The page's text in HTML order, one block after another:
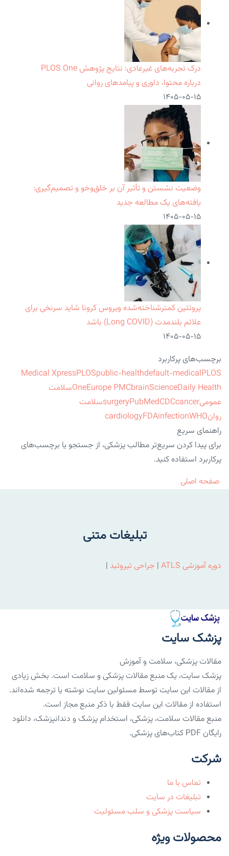
درک تجربه‌های غیرعادی: نتایج پژوهش PLOS One
درباره محتوا، داوری و پیامدهای روانی
۱۴۰۵-۰۵-۱۵
وضعیت نشستن و تأثیر آن بر خلق‌وخو و تصمیم‌گیری:
یافته‌های یک مطالعه جدید
۱۴۰۵-۰۵-۱۵
پروتئین کمترشناخته‌شده ویروس کرونا شاید سرنخی برای
علائم بلندمدت (Long COVID) باشد
۱۴۰۵-۰۵-۱۵
برچسب‌های پرکاربرد
Medical XpressPLOSpublic-healthdefault-medicalPLOS
OneEurope PMCbrainScienceDaily Health
سلامت
عمومی
surgeryPubMedCDCcancer
سلامت
روان
cardiologyFDAinfectionWHO
راهنمای سریع
برای پیدا کردن سریع‌تر مطالب پزشکی، از جستجو یا برچسب‌های
پرکاربرد استفاده کنید.
صفحه اصلی
تبلیغات متنی
دوره آموزشی ATLS | جراحی تیروئید |
پزشک سایت
مقالات پزشکی، سلامت و آموزش
پزشک سایت، یک منبع مقالات پزشکی و سلامت است. بخش زیادی
از مقالات این سایت توسط مسئولین سایت نوشته یا ترجمه شده‌اند.
استفاده از مقالات این سایت فقط با ذکر منبع مجاز است.
منبع مقالات سلامت، پزشکی، استخدام پزشک و دندانپزشک، دانلود
رایگان PDF کتاب‌های پزشکی.
شرکت
تماس با ما
تبلیغات در سایت
سیاست پزشکی و سلب مسئولیت
محصولات ویژه